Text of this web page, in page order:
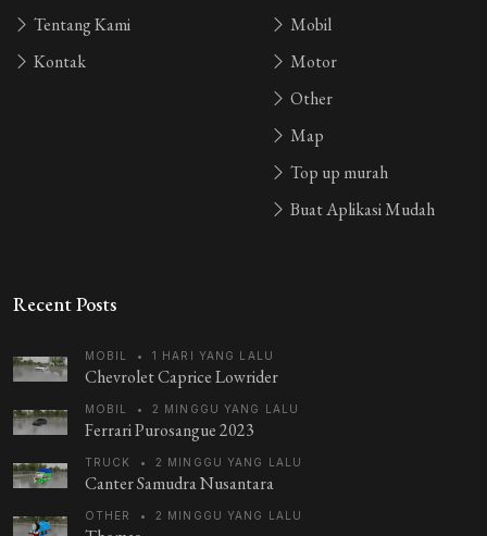
Tentang Kami
Kontak
Mobil
Motor
Other
Map
Top up murah
Buat Aplikasi Mudah
Recent Posts
MOBIL • 1 HARI YANG LALU
Chevrolet Caprice Lowrider
MOBIL • 2 MINGGU YANG LALU
Ferrari Purosangue 2023
TRUCK • 2 MINGGU YANG LALU
Canter Samudra Nusantara
OTHER • 2 MINGGU YANG LALU